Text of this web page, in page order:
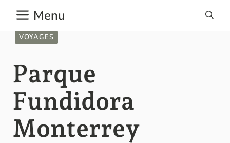
contenu
Menu
VOYAGES
Parque
Fundidora
Monterrey